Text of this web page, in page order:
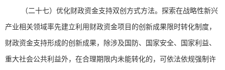
（二十七）优化财政资金支持双创方式方法。探索在战略性新兴
产业相关领域率先建立利用财政资金项目的创新成果限时转化制度，
财政资金支持形成的创新成果，除涉及国防、国家安全、国家利益、
重大社会公共利益外，在合理期限内未能转化的，可依法依规强制许